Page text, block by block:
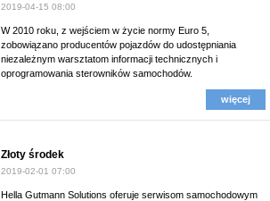
2019-04-15 08:00
W 2010 roku, z wejściem w życie normy Euro 5,
zobowiązano producentów pojazdów do udostępniania
niezależnym warsztatom informacji technicznych i
oprogramowania sterowników samochodów.
więcej
Złoty środek
2019-02-01 07:00
Hella Gutmann Solutions oferuje serwisom samochodowym